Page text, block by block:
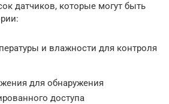
датчиков, которые могут быть
и влажности для контроля
для обнаружения
доступа